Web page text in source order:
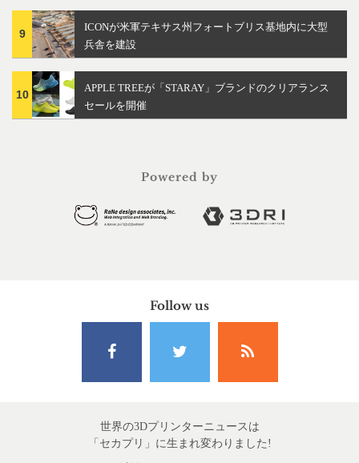
9
ICONが米軍テキサス州フォートブリス基地内に大型
兵舎を建設
10
APPLE TREEが「STARAY」ブランドのクリアランス
セールを開催
Powered by
Follow us
世界の3Dプリンターニュースは
「セカプリ」に生まれ変わりました!